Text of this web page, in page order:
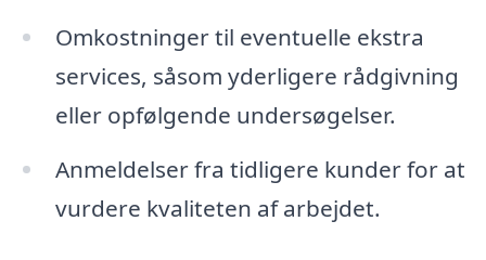
Omkostninger til eventuelle ekstra
services, såsom yderligere rådgivning
eller opfølgende undersøgelser.
Anmeldelser fra tidligere kunder for at
vurdere kvaliteten af arbejdet.